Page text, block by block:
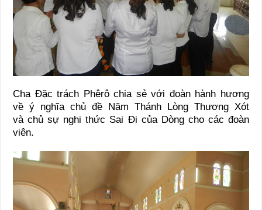
Cha Đặc trách Phêrô chia sẻ với đoàn hành hương
về ý nghĩa chủ đề Năm Thánh Lòng Thương Xót
và chủ sự nghi thức Sai Đi của Dòng cho các đoàn
viên.